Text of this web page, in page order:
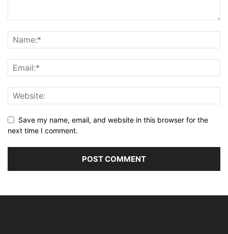
Save my name, email, and website in this browser for the
next time I comment.